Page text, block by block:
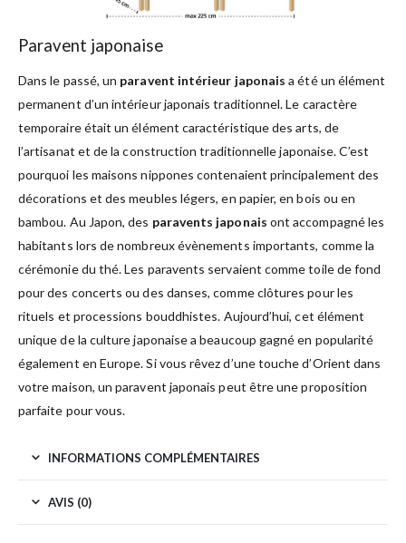
Paravent japonaise
Dans le passé, un paravent intérieur japonais a été un élément
permanent d’un intérieur japonais traditionnel. Le caractère
temporaire était un élément caractéristique des arts, de
l’artisanat et de la construction traditionnelle japonaise. C’est
pourquoi les maisons nippones contenaient principalement des
décorations et des meubles légers, en papier, en bois ou en
bambou. Au Japon, des paravents japonais ont accompagné les
habitants lors de nombreux évènements importants, comme la
cérémonie du thé. Les paravents servaient comme toile de fond
pour des concerts ou des danses, comme clôtures pour les
rituels et processions bouddhistes. Aujourd’hui, cet élément
unique de la culture japonaise a beaucoup gagné en popularité
également en Europe. Si vous rêvez d’une touche d’Orient dans
votre maison, un paravent japonais peut être une proposition
parfaite pour vous.
INFORMATIONS COMPLÉMENTAIRES
AVIS (0)